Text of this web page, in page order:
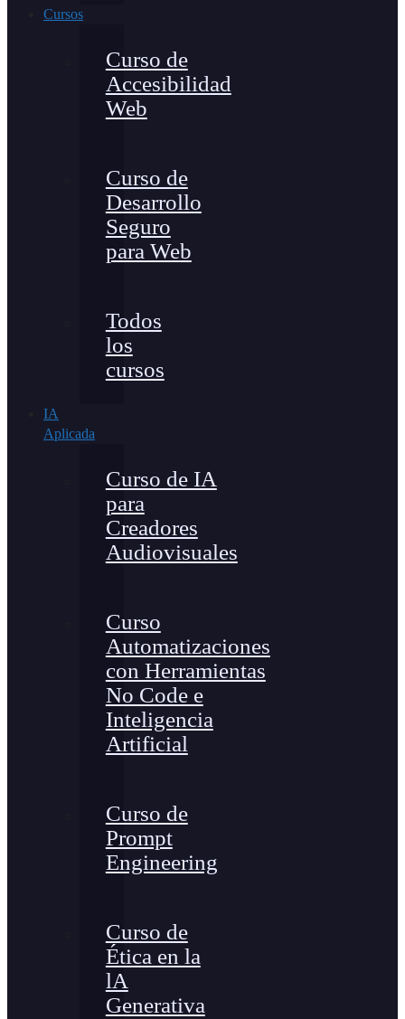
Cursos
Curso de
Accesibilidad
Web
Curso de
Desarrollo
Seguro
para Web
Todos
los
cursos
IA
Aplicada
Curso de IA
para
Creadores
Audiovisuales
Curso
Automatizaciones
con Herramientas
No Code e
Inteligencia
Artificial
Curso de
Prompt
Engineering
Curso de
Ética en la
lA
Generativa